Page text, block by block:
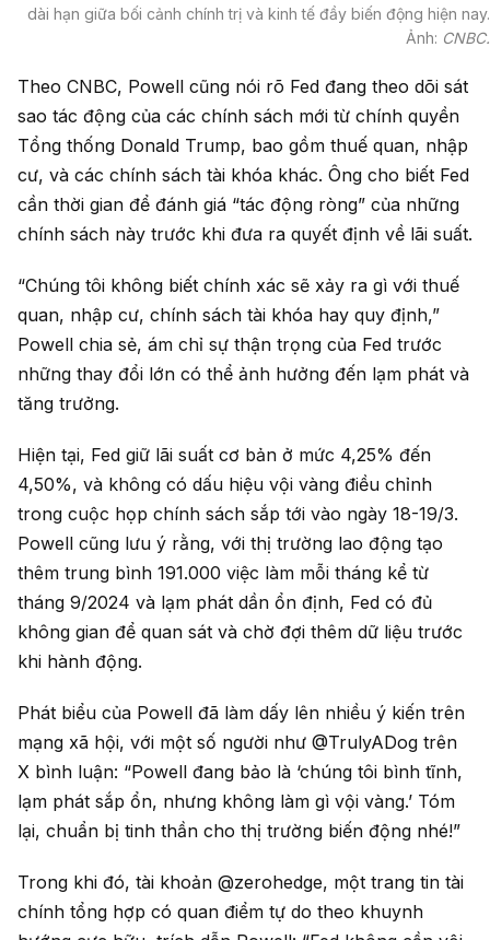
dài hạn giữa bối cảnh chính trị và kinh tế đầy biến động hiện nay.
Ảnh: CNBC.
Theo CNBC, Powell cũng nói rõ Fed đang theo dõi sát
sao tác động của các chính sách mới từ chính quyền
Tổng thống Donald Trump, bao gồm thuế quan, nhập
cư, và các chính sách tài khóa khác. Ông cho biết Fed
cần thời gian để đánh giá “tác động ròng” của những
chính sách này trước khi đưa ra quyết định về lãi suất.
“Chúng tôi không biết chính xác sẽ xảy ra gì với thuế
quan, nhập cư, chính sách tài khóa hay quy định,”
Powell chia sẻ, ám chỉ sự thận trọng của Fed trước
những thay đổi lớn có thể ảnh hưởng đến lạm phát và
tăng trưởng.
Hiện tại, Fed giữ lãi suất cơ bản ở mức 4,25% đến
4,50%, và không có dấu hiệu vội vàng điều chỉnh
trong cuộc họp chính sách sắp tới vào ngày 18-19/3.
Powell cũng lưu ý rằng, với thị trường lao động tạo
thêm trung bình 191.000 việc làm mỗi tháng kể từ
tháng 9/2024 và lạm phát dần ổn định, Fed có đủ
không gian để quan sát và chờ đợi thêm dữ liệu trước
khi hành động.
Phát biểu của Powell đã làm dấy lên nhiều ý kiến trên
mạng xã hội, với một số người như @TrulyADog trên
X bình luận: “Powell đang bảo là ‘chúng tôi bình tĩnh,
lạm phát sắp ổn, nhưng không làm gì vội vàng.’ Tóm
lại, chuẩn bị tinh thần cho thị trường biến động nhé!”
Trong khi đó, tài khoản @zerohedge, một trang tin tài
chính tổng hợp có quan điểm tự do theo khuynh